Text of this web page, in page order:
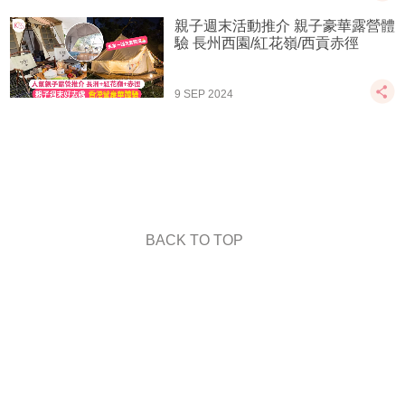
親子週末活動推介 親子豪華露營體
驗 長州西園/紅花嶺/西貢赤徑
9 SEP 2024
BACK TO TOP